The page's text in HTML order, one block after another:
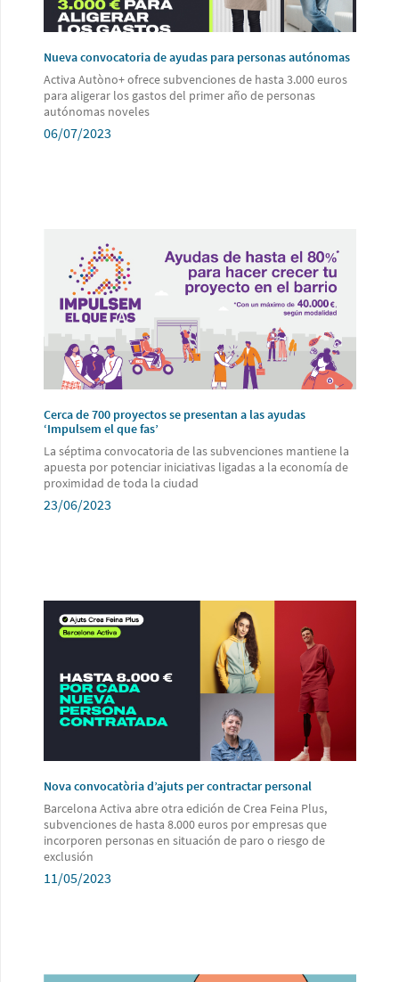
Nueva convocatoria de ayudas para personas autónomas
Activa Autòno+ ofrece subvenciones de hasta 3.000 euros
para aligerar los gastos del primer año de personas
autónomas noveles
06/07/2023
Cerca de 700 proyectos se presentan a las ayudas
‘Impulsem el que fas’
La séptima convocatoria de las subvenciones mantiene la
apuesta por potenciar iniciativas ligadas a la economía de
proximidad de toda la ciudad
23/06/2023
Nova convocatòria d’ajuts per contractar personal
Barcelona Activa abre otra edición de Crea Feina Plus,
subvenciones de hasta 8.000 euros por empresas que
incorporen personas en situación de paro o riesgo de
exclusión
11/05/2023